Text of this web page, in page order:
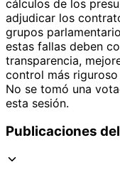
cálculos de los
adjudicar los
grupos
estas fallas deben
transparencia,
control más
No se tomó una
esta sesión.
Publicaciones